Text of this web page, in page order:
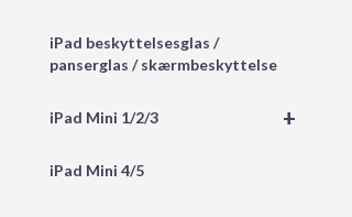
iPad beskyttelsesglas /
panserglas / skærmbeskyttelse
+
iPad Mini 1/2/3
iPad Mini 4/5